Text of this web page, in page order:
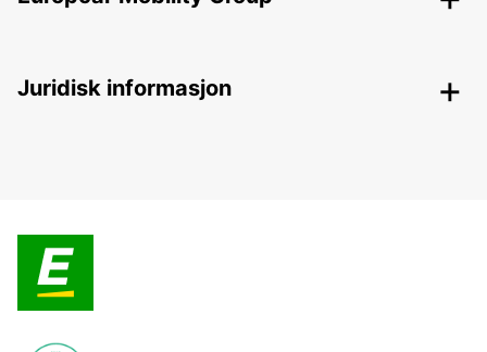
Juridisk informasjon